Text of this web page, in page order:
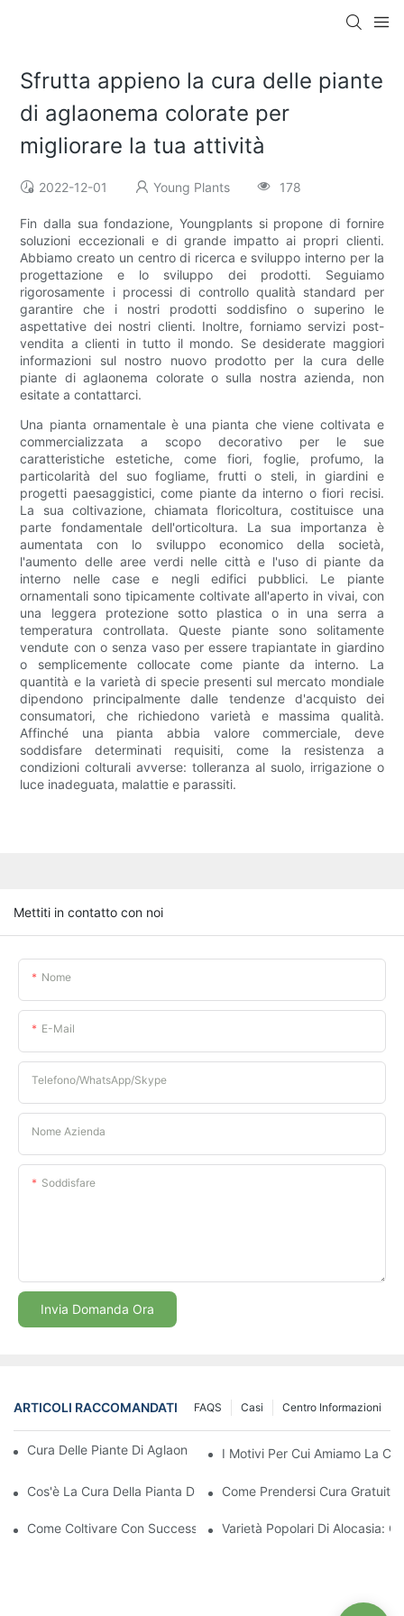
Sfrutta appieno la cura delle piante
di aglaonema colorate per
migliorare la tua attività
2022-12-01 Young Plants 178
Fin dalla sua fondazione, Youngplants si propone di fornire
soluzioni eccezionali e di grande impatto ai propri clienti.
Abbiamo creato un centro di ricerca e sviluppo interno per la
progettazione e lo sviluppo dei prodotti. Seguiamo
rigorosamente i processi di controllo qualità standard per
garantire che i nostri prodotti soddisfino o superino le
aspettative dei nostri clienti. Inoltre, forniamo servizi post-
vendita a clienti in tutto il mondo. Se desiderate maggiori
informazioni sul nostro nuovo prodotto per la cura delle
piante di aglaonema colorate o sulla nostra azienda, non
esitate a contattarci.
Una pianta ornamentale è una pianta che viene coltivata e
commercializzata a scopo decorativo per le sue
caratteristiche estetiche, come fiori, foglie, profumo, la
particolarità del suo fogliame, frutti o steli, in giardini e
progetti paesaggistici, come piante da interno o fiori recisi.
La sua coltivazione, chiamata floricoltura, costituisce una
parte fondamentale dell'orticoltura. La sua importanza è
aumentata con lo sviluppo economico della società,
l'aumento delle aree verdi nelle città e l'uso di piante da
interno nelle case e negli edifici pubblici. Le piante
ornamentali sono tipicamente coltivate all'aperto in vivai, con
una leggera protezione sotto plastica o in una serra a
temperatura controllata. Queste piante sono solitamente
vendute con o senza vaso per essere trapiantate in giardino
o semplicemente collocate come piante da interno. La
quantità e la varietà di specie presenti sul mercato mondiale
dipendono principalmente dalle tendenze d'acquisto dei
consumatori, che richiedono varietà e massima qualità.
Affinché una pianta abbia valore commerciale, deve
soddisfare determinati requisiti, come la resistenza a
condizioni colturali avverse: tolleranza al suolo, irrigazione o
luce inadeguata, malattie e parassiti.
Mettiti in contatto con noi
Nome
E-Mail
Telefono/WhatsApp/Skype
Nome Azienda
Soddisfare
Invia Domanda Ora
ARTICOLI RACCOMANDATI Centro Informazioni
Casi
FAQS
Cura Delle Piante Di Aglaonema Colorate | Giovani Piante
I Motivi Per Cui Amiamo La
Cos'è La Cura Della Pianta Di Aglaonema Colorata | Giovani
Come Prendersi Cura
Come Coltivare Con Successo Piantine Di Aglaonema Forti
Varietà Popolari Di Alocasia: